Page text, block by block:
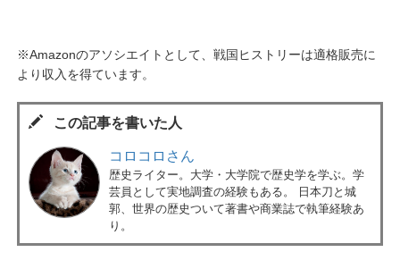
※Amazonのアソシエイトとして、戦国ヒストリーは適格販売に
より収入を得ています。
この記事を書いた人
コロコロさん
歴史ライター。大学・大学院で歴史学を学ぶ。学
芸員として実地調査の経験もある。 日本刀と城
郭、世界の歴史ついて著書や商業誌で執筆経験あ
り。